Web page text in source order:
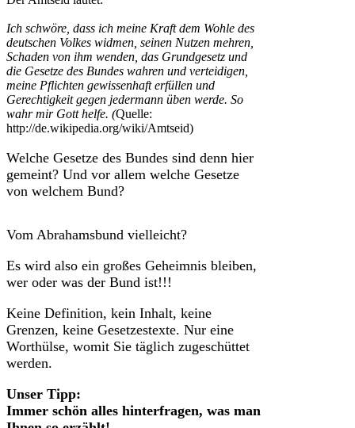
Ich schwöre, dass ich meine Kraft dem Wohle des
deutschen Volkes widmen, seinen Nutzen mehren,
Schaden von ihm wenden, das Grundgesetz und
die Gesetze des Bundes wahren und verteidigen,
meine Pflichten gewissenhaft erfüllen und
Gerechtigkeit gegen jedermann üben werde. So
wahr mir Gott helfe. (Quelle:
http://de.wikipedia.org/wiki/Amtseid)
Welche Gesetze des Bundes sind denn hier
gemeint? Und vor allem welche Gesetze
von welchem Bund?
Vom Abrahamsbund vielleicht?
Es wird also ein großes Geheimnis bleiben,
wer oder was der Bund ist!!!
Keine Definition, kein Inhalt, keine
Grenzen, keine Gesetzestexte. Nur eine
Worthülse, womit Sie täglich zugeschüttet
werden.
Unser Tipp:
Immer schön alles hinterfragen, was man